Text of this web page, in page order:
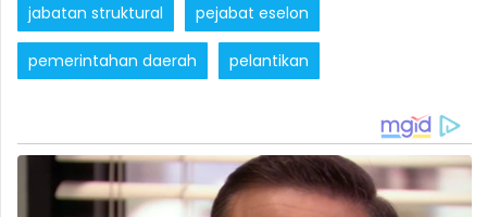
jabatan struktural pejabat eselon
pemerintahan daerah pelantikan